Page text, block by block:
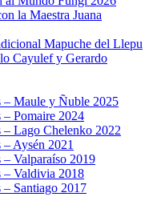
la Maestra Juana
Mapuche del Llepu
Cayulef y Gerardo
– Maule y Ñuble 2025
– Pomaire 2024
– Lago Chelenko 2022
Aysén 2021
– Valparaíso 2019
– Valdivia 2018
– Santiago 2017